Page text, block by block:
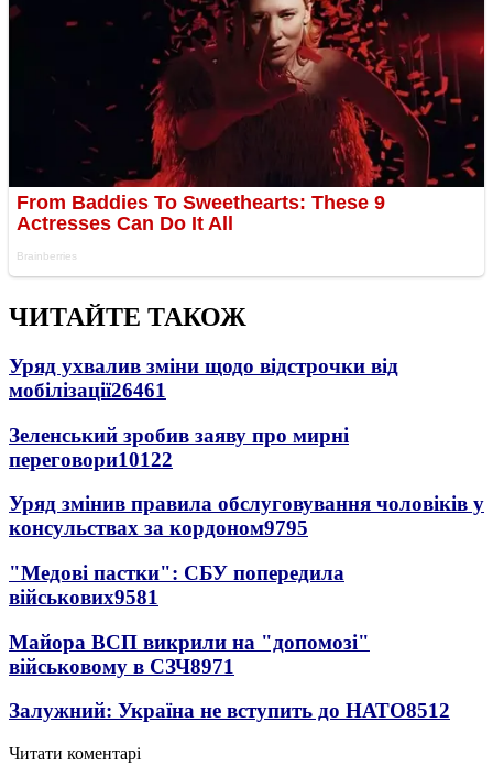
ЧИТАЙТЕ ТАКОЖ
Уряд ухвалив зміни щодо відстрочки від
мобілізації26461
Зеленський зробив заяву про мирні
переговори10122
Уряд змінив правила обслуговування чоловіків у
консульствах за кордоном9795
"Медові пастки": СБУ попередила
військових9581
Майора ВСП викрили на "допомозі"
військовому в СЗЧ8971
Залужний: Україна не вступить до НАТО8512
Читати коментарі